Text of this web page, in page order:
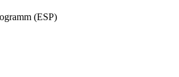
(ESP)